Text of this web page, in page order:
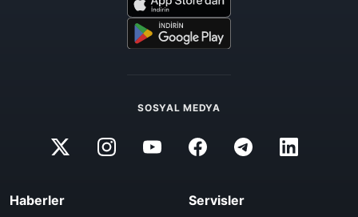
SOSYAL MEDYA
Haberler Servisler